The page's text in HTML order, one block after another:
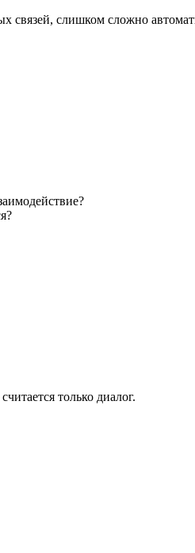
связей, слишком сложно
только диалог.